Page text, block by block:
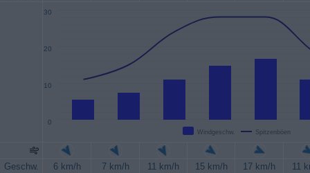
Windgeschw. Spitzenböen
0
10
20
30
Geschw. 6 km/h 7 km/h 11 km/h 15 km/h 17 km/h
11